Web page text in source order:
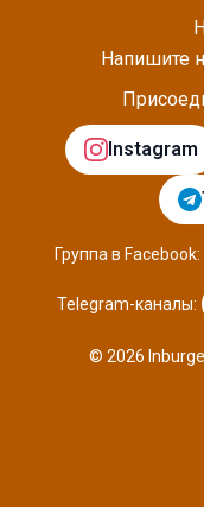
Напишите
Instagram
Группа в Facebook:
Telegram-каналы:
© 2026